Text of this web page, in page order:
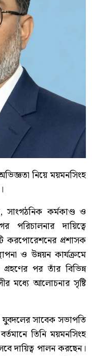
নিয়ে ময়মনসিংহ
সাংগঠনিক কর্মকাণ্ড ও
পরিচালনার দায়িত্বে
করপোরেশনের প্রশাসক
ও উন্নয়ন কার্যক্রমে
পর তাঁর বিভিন্ন
মধ্যে আলোচনার সৃষ্টি
সাবেক সভাপতি
তিনি ময়মনসিংহ
দায়িত্ব পালন করছেন।